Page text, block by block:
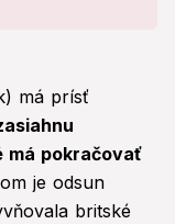
má prísť
má pokračovať
je odsun
britské